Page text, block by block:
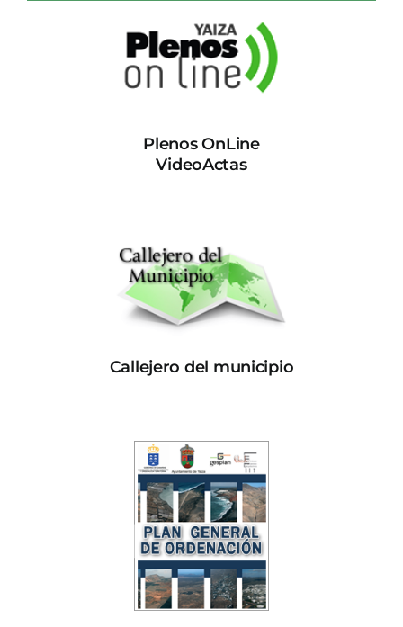
Plenos OnLine
VideoActas
Callejero del municipio